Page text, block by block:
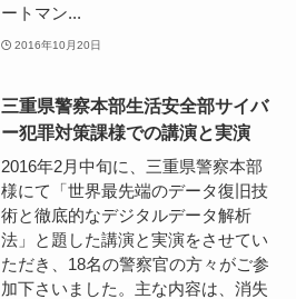
ートマン...
2016年10月20日
三重県警察本部生活安全部サイバ
ー犯罪対策課様での講演と実演
2016年2月中旬に、三重県警察本部
様にて「世界最先端のデータ復旧技
術と徹底的なデジタルデータ解析
法」と題した講演と実演をさせてい
ただき、18名の警察官の方々がご参
加下さいました。主な内容は、消失